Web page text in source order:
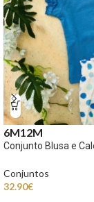
6M12M
Conjunto Blusa e
Conjuntos
32.90€